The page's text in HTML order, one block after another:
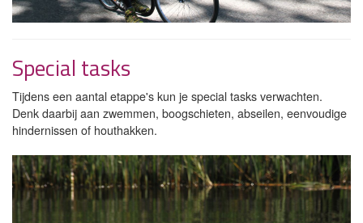
Special tasks
Tijdens een aantal etappe's kun je special tasks verwachten.
Denk daarbij aan zwemmen, boogschieten, abseilen, eenvoudige
hindernissen of houthakken.